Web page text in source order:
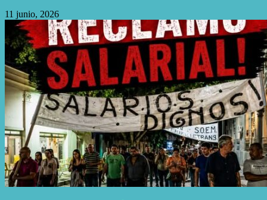
11 junio, 2026